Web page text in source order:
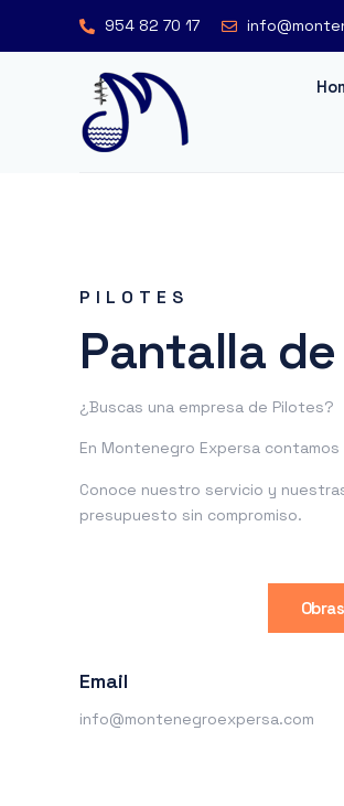
954 82 70 17
PILOTES
Pantalla
¿Buscas una empresa de Pilotes?
En Montenegro Expersa
Conoce nuestro servicio y
presupuesto sin compromiso.
Email
info@montenegroexpersa.com